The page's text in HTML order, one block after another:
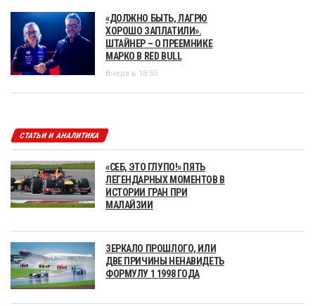
«ДОЛЖНО БЫТЬ, ЛАГРЮ
ХОРОШО ЗАПЛАТИЛИ».
ШТАЙНЕР – О ПРЕЕМНИКЕ
МАРКО В RED BULL
Вчера в 18:55
СТАТЬИ И АНАЛИТИКА
«СЕБ, ЭТО ГЛУПО!» ПЯТЬ
ЛЕГЕНДАРНЫХ МОМЕНТОВ В
ИСТОРИИ ГРАН ПРИ
МАЛАЙЗИИ
ЗЕРКАЛО ПРОШЛОГО, ИЛИ
ДВЕ ПРИЧИНЫ НЕНАВИДЕТЬ
ФОРМУЛУ 1 1998 ГОДА